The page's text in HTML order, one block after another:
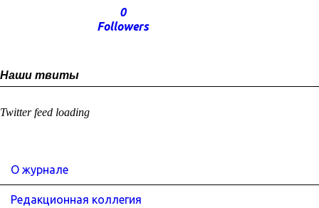
0
Followers
Наши твиты
Twitter feed loading
О журнале
Редакционная коллегия